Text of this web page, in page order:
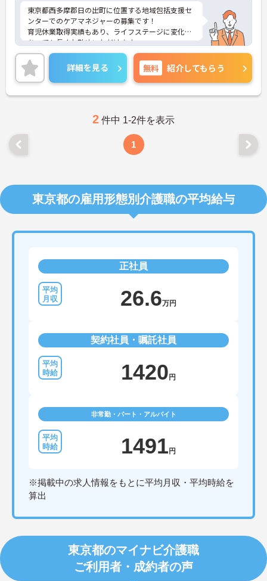
東京都西多摩郡日の出町に位置する地域包括支援セ
ンターでのケアマネジャーの募集です！
育児休業取得実績もあり、ライフステージに変化が
あっても長くお勤めいただけます。
ご興味ある方には、面接対策ポイントなど、さらに
詳細をお話しいたしますのでお気軽にご相談くださ
い！
詳細を見る 無料 紹介してもらう
2 件中 1-2件を表示
1
東京都の雇用形態別介護職の平均給与
正社員
26.6万円
契約社員・嘱託社員
1420 円
非常勤・パート・アルバイト
1491 円
※掲載中の求人情報をもとに平均月収・平均時給を
算出
東京都のマイナビ介護職
ご利用者・成約者の声